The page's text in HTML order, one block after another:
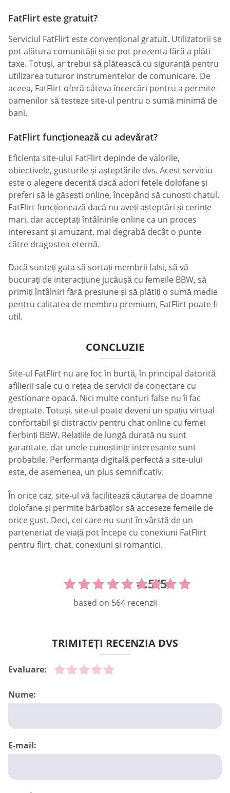
FatFlirt este gratuit?
Serviciul FatFlirt este convențional gratuit. Utilizatorii se
pot alătura comunității și se pot prezenta fără a plăti
taxe. Totuși, ar trebui să plătească cu siguranță pentru
utilizarea tuturor instrumentelor de comunicare. De
aceea, FatFlirt oferă câteva încercări pentru a permite
oamenilor să testeze site-ul pentru o sumă minimă de
bani.
FatFlirt funcționează cu adevărat?
Eficiența site-ului FatFlirt depinde de valorile,
obiectivele, gusturile și așteptările dvs. Acest serviciu
este o alegere decentă dacă adori fetele dolofane și
preferi să le găsești online, începând să cunoști chatul.
FatFlirt funcționează dacă nu aveți așteptări și cerințe
mari, dar acceptați întâlnirile online ca un proces
interesant și amuzant, mai degrabă decât o punte
către dragostea eternă.
Dacă sunteți gata să sortați membrii falsi, să vă
bucurați de interacțiune jucăușă cu femeile BBW, să
primiți întâlniri fără presiune și să plătiți o sumă medie
pentru calitatea de membru premium, FatFlirt poate fi
util.
CONCLUZIE
Site-ul FatFlirt nu are foc în burtă, în principal datorită
afilierii sale cu o rețea de servicii de conectare cu
gestionare opacă. Nici multe conturi false nu îi fac
dreptate. Totuși, site-ul poate deveni un spațiu virtual
confortabil și distractiv pentru chat online cu femei
fierbinți BBW. Relațiile de lungă durată nu sunt
garantate, dar unele cunoștințe interesante sunt
probabile. Performanța digitală perfectă a site-ului
este, de asemenea, un plus semnificativ.
În orice caz, site-ul vă facilitează căutarea de doamne
dolofane și permite bărbaților să acceseze femeile de
orice gust. Deci, cei care nu sunt în vârstă de un
parteneriat de viață pot începe cu conexiuni FatFlirt
pentru flirt, chat, conexiuni și romantici.
4.5/5
based on 564recenzii
TRIMITEȚI RECENZIA DVS
Evaluare:
Nume:
E-mail: